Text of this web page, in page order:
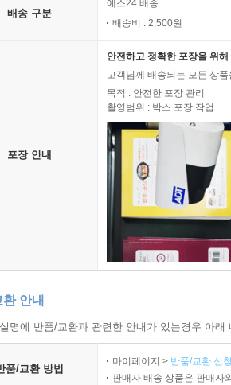
배송 구분
예스24 배송
배송비 : 2,500원
포장 안내
안전하고 정확한 포장을 위
고객님께 배송되는 모든 상
목적 : 안전한 포장 관리
촬영범위 : 박스 포장 작업
안내
명에 반품/교환과 관련한 안내가 있는경우 아
품/교환 방법
마이페이지 > 반품/교환 신
판매자 배송 상품은 판매자